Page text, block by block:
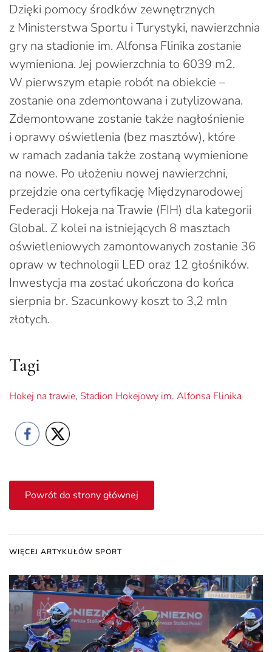
Dzięki pomocy środków zewnętrznych
z Ministerstwa Sportu i Turystyki, nawierzchnia
gry na stadionie im. Alfonsa Flinika zostanie
wymieniona. Jej powierzchnia to 6039 m2.
W pierwszym etapie robót na obiekcie –
zostanie ona zdemontowana i zutylizowana.
Zdemontowane zostanie także nagłośnienie
i oprawy oświetlenia (bez masztów), które
w ramach zadania także zostaną wymienione
na nowe. Po ułożeniu nowej nawierzchni,
przejdzie ona certyfikację Międzynarodowej
Federacji Hokeja na Trawie (FIH) dla kategorii
Global. Z kolei na istniejących 8 masztach
oświetleniowych zamontowanych zostanie 36
opraw w technologii LED oraz 12 głośników.
Inwestycja ma zostać ukończona do końca
sierpnia br. Szacunkowy koszt to 3,2 mln
złotych.
Tagi
Hokej na trawie, Stadion Hokejowy im. Alfonsa Flinika
Powrót do strony głównej
WIĘCEJ ARTYKUŁÓW SPORT